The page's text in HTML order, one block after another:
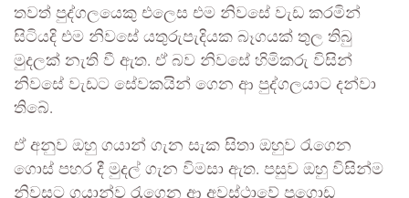
තවත් පුද්ගලයෙකු එලෙස එම නිවසේ වැඩ කරමින්
සිටියදි එම නිවසේ යතුරුපැදියක බෑගයක් තුල තිබු
මුදලක් නැති වී ඇත. ඒ බව නිවසේ හිමිකරු විසින්
නිවසේ වැඩට සේවකයින් ගෙන ආ පුද්ගලයාට දන්වා
තිබේ.
ඒ අනුව ඔහු ගයාන් ගැන සැක සිතා ඔහුව රැගෙන
ගොස් පහර දී මුදල් ගැන විමසා ඇත. පසුව ඔහු විසින්ම
නිවසට ගයාන්ව රැගෙන ආ අවස්ථාවේ පූගොඩ